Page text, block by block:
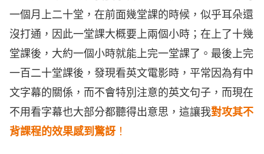
一個月上二十堂，在前面幾堂課的時候，似乎耳朵還
沒打通，因此一堂課大概要上兩個小時；在上了十幾
堂課後，大約一個小時就能上完一堂課了。最後上完
一百二十堂課後，發現看英文電影時，平常因為有中
文字幕的關係，而不會特別注意的英文句子，而現在
不用看字幕也大部分都聽得出意思，這讓我對攻其不
背課程的效果感到驚訝 ！